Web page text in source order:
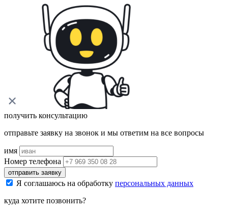
получить консультацию
отправьте заявку на звонок и мы ответим на все вопросы
имя
Номер телефона
отправить заявку
Я соглашаюсь на обработку персональных данных
куда хотите позвонить?